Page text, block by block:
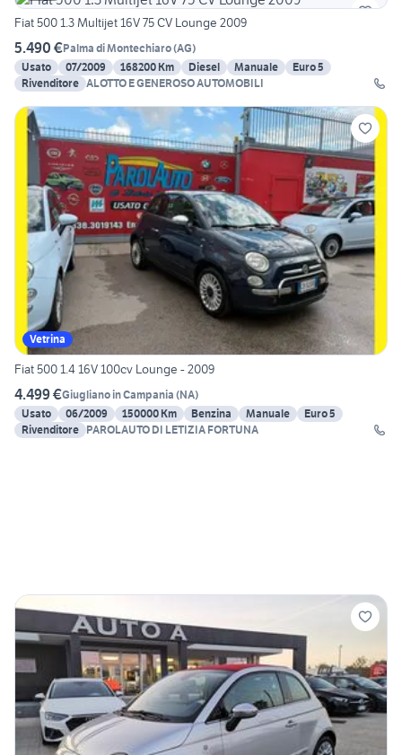
Fiat 500 1.3 Multijet 16V 75 CV Lounge 2009
5.490 €Palma di Montechiaro(AG)
Usato
07/2009 168200 Km Diesel Manuale
Euro 5
Rivenditore ALOTTO E GENEROSO AUTOMOBILI
Vetrina
Fiat 500 1.4 16V 100cv Lounge - 2009
4.499 €Giugliano in Campania (NA)
Usato
06/2009 150000 Km Benzina Manuale
Euro 5
Rivenditore PAROLAUTO DI LETIZIA FORTUNA